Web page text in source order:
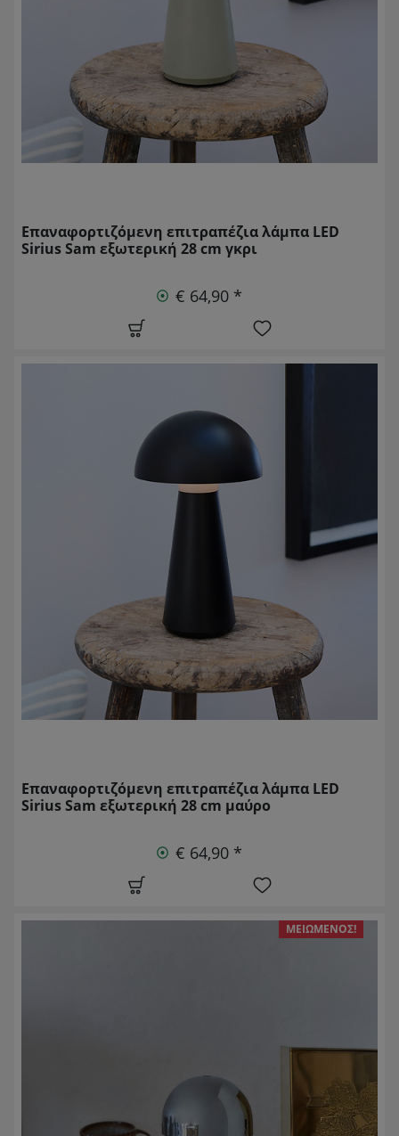
Επαναφορτιζόμενη επιτραπέζια λάμπα LED
Sirius Sam εξωτερική 28 cm γκρι
€ 64,90 *
Επαναφορτιζόμενη επιτραπέζια λάμπα LED
Sirius Sam εξωτερική 28 cm μαύρο
€ 64,90 *
ΜΕΙΩΜΈΝΟΣ!